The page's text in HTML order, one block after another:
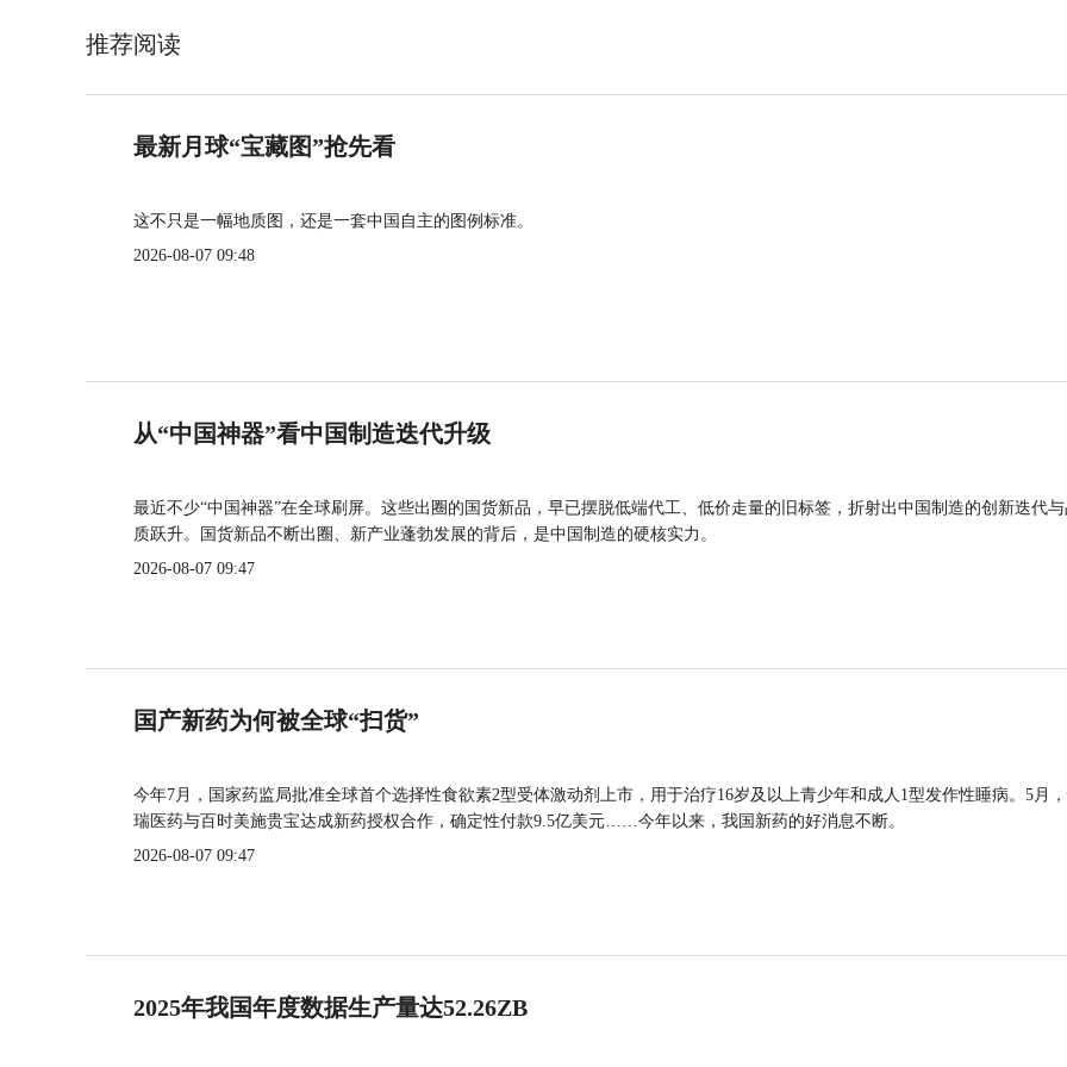
推荐阅读
最新月球“宝藏图”抢先看
这不只是一幅地质图，还是一套中国自主的图例标准。
2026-08-07 09:48
从“中国神器”看中国制造迭代升级
最近不少“中国神器”在全球刷屏。这些出圈的国货新品，早已摆脱低端代工、低价走量的旧标签，折射出中国制造的创新迭代
质跃升。国货新品不断出圈、新产业蓬勃发展的背后，是中国制造的硬核实力。
2026-08-07 09:47
国产新药为何被全球“扫货”
今年7月，国家药监局批准全球首个选择性食欲素2型受体激动剂上市，用于治疗16岁及以上青少年和成人1型发作性睡病。5月
瑞医药与百时美施贵宝达成新药授权合作，确定性付款9.5亿美元……今年以来，我国新药的好消息不断。
2026-08-07 09:47
2025年我国年度数据生产量达52.26ZB